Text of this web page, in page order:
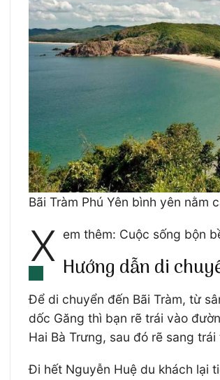
Bãi Tràm Phú Yên bình yên nằm
X em thêm: Cuộc sống bộn
Hướng dẫn di
Để di chuyển đến Bãi Tràm, từ
dốc Găng thì bạn rẽ trái vào
Hai Bà Trưng, sau đó rẽ sang
Đi hết Nguyễn Huệ du khách lại